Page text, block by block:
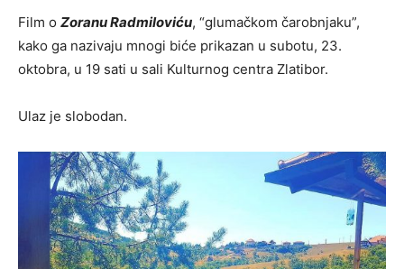
Film o Zoranu Radmiloviću, “glumačkom čarobnjaku”,
kako ga nazivaju mnogi biće prikazan u subotu, 23.
oktobra, u 19 sati u sali Kulturnog centra Zlatibor.
Ulaz je slobodan.